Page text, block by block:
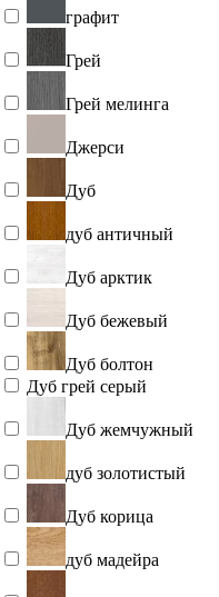
графит
Грей
Грей мелинга
Джерси
Дуб
дуб античный
Дуб арктик
Дуб бежевый
Дуб болтон